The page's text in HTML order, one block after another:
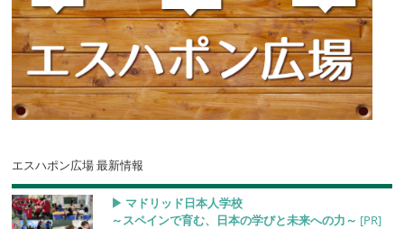
エスハポン広場 最新情報
▶︎ マドリッド日本人学校
～スペインで育む、日本の学びと未来への力～ [PR]